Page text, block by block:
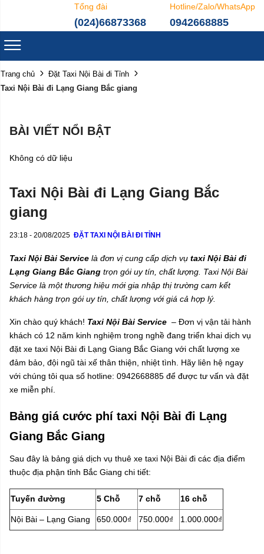
Tổng đài
(024)66873368
Hotline/Zalo/WhatsApp
0942668885
Trang chủ
Đặt Taxi Nội Bài đi Tỉnh
Taxi Nội Bài đi Lạng Giang Bắc giang
BÀI VIẾT NỔI BẬT
Không có dữ liệu
Taxi Nội Bài đi Lạng Giang Bắc
giang
23:18 - 20/08/2025 ĐẶT TAXI NỘI BÀI ĐI TỈNH
Taxi Nội Bài Service là đơn vị cung cấp dịch vụ taxi Nội Bài đi
Lạng Giang Bắc Giang trọn gói uy tín, chất lượng. Taxi Nội Bài
Service là một thương hiệu mới gia nhập thị trường cam kết
khách hàng trọn gói uy tín, chất lượng với giá cả hợp lý.
Xin chào quý khách! Taxi Nội Bài Service – Đơn vị vận tải hành
khách có 12 năm kinh nghiệm trong nghề đang triển khai dịch vụ
đặt xe taxi Nội Bài đi Lạng Giang Bắc Giang với chất lượng xe
đảm bảo, đội ngũ tài xế thân thiện, nhiệt tình. Hãy liên hệ ngay
với chúng tôi qua số hotline: 0942668885 để được tư vấn và đặt
xe miễn phí.
Bảng giá cước phí taxi Nội Bài đi Lạng
Giang Bắc Giang
Sau đây là bảng giá dịch vụ thuê xe taxi Nội Bài đi các địa điểm
thuộc địa phận tỉnh Bắc Giang chi tiết:
Tuyến đường 5 Chỗ 7 chỗ 16 chỗ
Nội Bài – Lạng Giang 650.000₫ 750.000₫ 1.000.000₫